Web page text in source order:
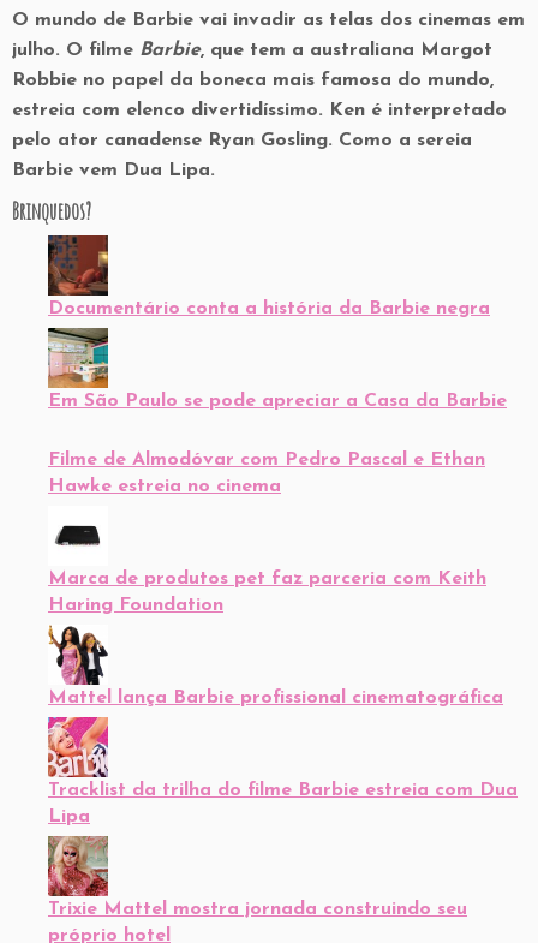
O mundo de Barbie vai invadir as telas dos cinemas em
julho. O filme Barbie, que tem a australiana Margot
Robbie no papel da boneca mais famosa do mundo,
estreia com elenco divertidíssimo. Ken é interpretado
pelo ator canadense Ryan Gosling. Como a sereia
Barbie vem Dua Lipa.
Brinquedos?
Documentário conta a história da Barbie negra
Em São Paulo se pode apreciar a Casa da Barbie
Filme de Almodóvar com Pedro Pascal e Ethan
Hawke estreia no cinema
Marca de produtos pet faz parceria com Keith
Haring Foundation
Mattel lança Barbie profissional cinematográfica
Tracklist da trilha do filme Barbie estreia com Dua
Lipa
Trixie Mattel mostra jornada construindo seu
próprio hotel